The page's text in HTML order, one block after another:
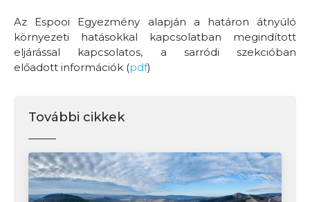
Az Espooi Egyezmény alapján a határon átnyúló
környezeti hatásokkal kapcsolatban megindított
eljárással kapcsolatos, a sarródi szekcióban
előadott információk (pdf)
További cikkek